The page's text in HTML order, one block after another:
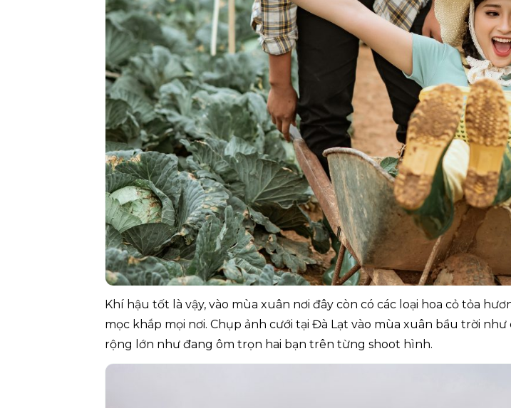
Khí hậu tốt là vậy, vào mùa xuân nơi đây còn có các loại hoa cỏ tỏa
mọc khắp mọi nơi. Chụp ảnh cưới tại Đà Lạt vào mùa xuân bầu trời
rộng lớn như đang ôm trọn hai bạn trên từng shoot hình.